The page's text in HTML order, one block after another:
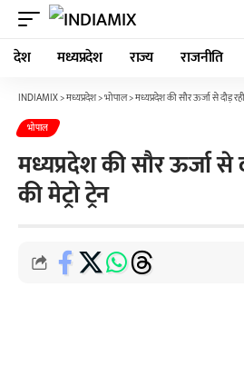
देश मध्यप्रदेश राज्य राजनीति
INDIAMIX>मध्यप्रदेश>भोपाल>मध्यप्रदेश की सौर ऊर्जा से दौड़
भोपाल
मध्यप्रदेश की सौर ऊर्जा से
की मेट्रो ट्रेन